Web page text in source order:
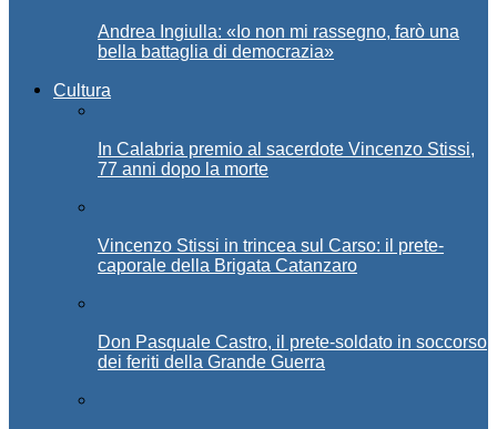
Andrea Ingiulla: «Io non mi rassegno, farò una
bella battaglia di democrazia»
Cultura
In Calabria premio al sacerdote Vincenzo Stissi,
77 anni dopo la morte
Vincenzo Stissi in trincea sul Carso: il prete-
caporale della Brigata Catanzaro
Don Pasquale Castro, il prete-soldato in soccorso
dei feriti della Grande Guerra